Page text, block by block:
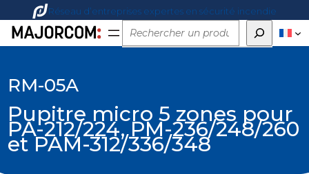
Réseau d’entreprises expertes en sécurité incendie
Rechercher
RM-05A
Pupitre micro 5 zones pour
PA-212/224, PM-236/248/260
et PAM-312/336/348